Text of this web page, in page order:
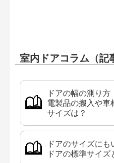
室内ドアコラム（記
ドアの幅の測り
電製品の搬入や車
サイズは？
ドアのサイズに
ドアの標準サイズ